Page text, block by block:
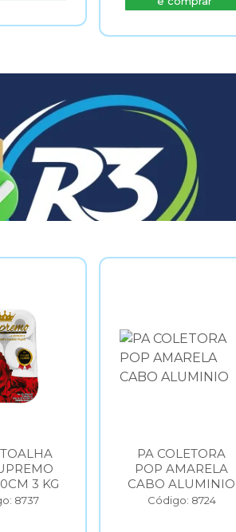
3 KG
8737
PA COLETORA
POP AMARELA
CABO ALUMINIO
Código: 8724